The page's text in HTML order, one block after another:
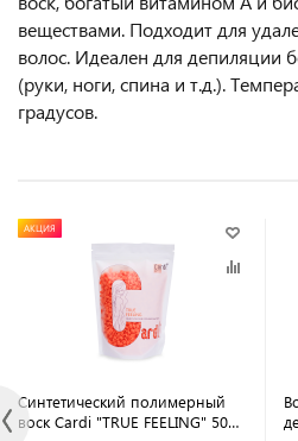
веществами. Подходит для
волос. Идеален для депиляции
(руки, ноги, спина и т.д.).
градусов.
АКЦИЯ
Синтетический полимерный
воск Cardi "TRUE FEELING" 500